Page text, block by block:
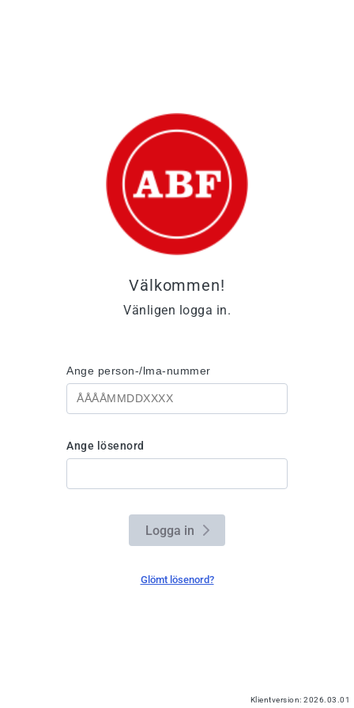
välkommen!
Vänligen logga in.
Ange person-/lma-nummer
Ange lösenord
Logga in
Glömt lösenord?
Klientversion: 2026.03.01